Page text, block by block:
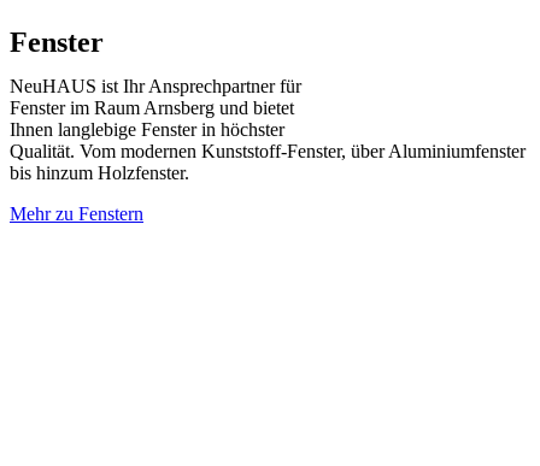
Fenster
NeuHAUS ist Ihr Ansprechpartner für
Fenster im Raum Arnsberg und bietet
Ihnen langlebige Fenster in höchster
Qualität. Vom modernen Kunststoff-Fenster, über Aluminiumfenster
bis hinzum Holzfenster.
Mehr zu Fenstern